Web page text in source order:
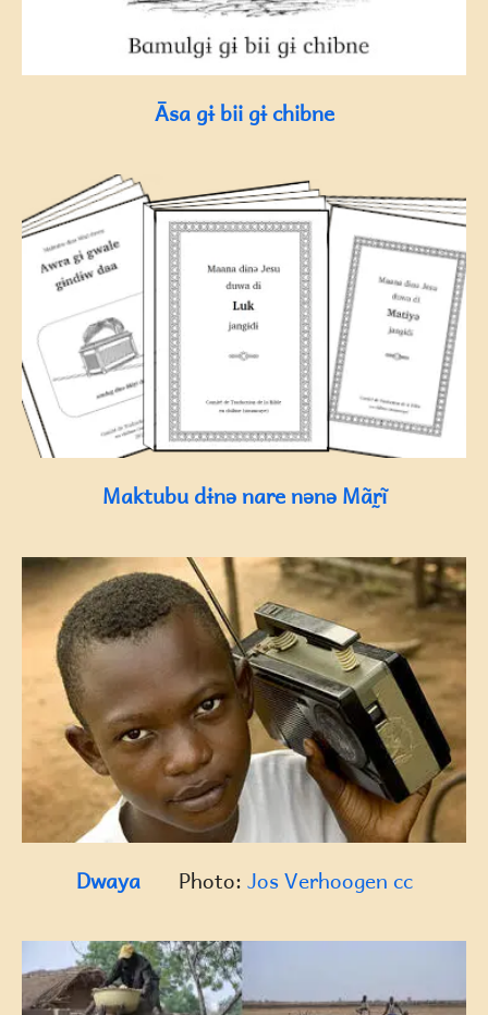
Āsa gɨ bii gɨ chibne
Maktubu dɨnə nare nənə Mãr̰ĩ
Dwaya Photo: Jos Verhoogen cc